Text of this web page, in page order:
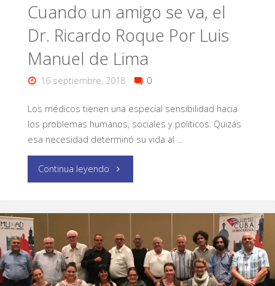
Cuando un amigo se va, el
Dr. Ricardo Roque Por Luis
Manuel de Lima
16 septiembre, 2018 0
Los médicos tienen una especial sensibilidad hacia
los problemas humanos, sociales y políticos. Quizás
esa necesidad determinó su vida al …
Continua leyendo